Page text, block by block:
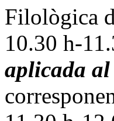
Filològica
10.30 h-
aplicada